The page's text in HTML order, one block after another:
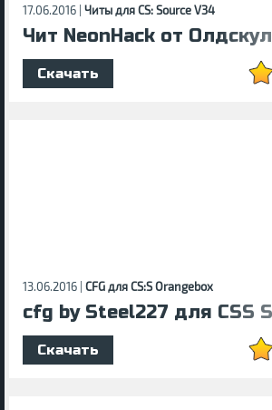
17.06.2016 | Читы для CS: Source V34
Чит NeоnHack от
Скачать
13.06.2016 | CFG для CS:S Orangebox
cfg by Steel227 для CSS
Скачать